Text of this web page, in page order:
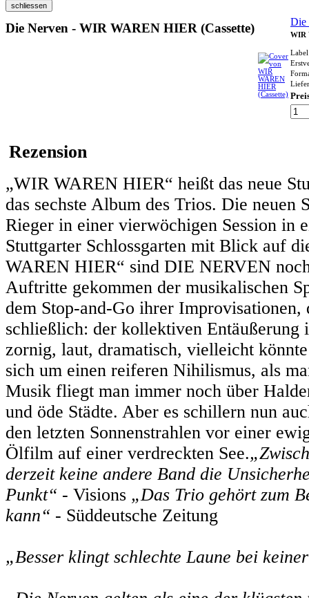
Die Nerven - WIR WAREN HIER (Cassette) Die
WIR
Label
Rezension
„WIR WAREN HIER“ heißt das neue
das sechste Album des Trios. Die
Rieger in einer vierwöchigen Session in
Stuttgarter Schlossgarten mit Blick auf
WAREN HIER“ sind DIE NERVEN
Auftritte gekommen der musikalischen
dem Stop-and-Go ihrer
schließlich: der kollektiven
zornig, laut, dramatisch, vielleicht
sich um einen reiferen Nihilismus, als
Musik fliegt man immer noch über
und öde Städte. Aber es schillern nun
den letzten Sonnenstrahlen vor einer
Ölfilm auf einer verdreckten See.
derzeit keine andere Band die
Punkt“ - Visions „Das Trio gehört zum
kann“ - Süddeutsche Zeitung
„Besser klingt schlechte Laune bei